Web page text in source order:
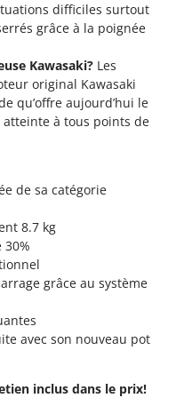
difficiles surtout
grâce à la poignée
Kawasaki? Les
original Kawasaki
qu’offre aujourd’hui le
atteinte à tous points de
de sa catégorie
8.7 kg
grâce au système
avec son nouveau pot
inclus dans le prix!